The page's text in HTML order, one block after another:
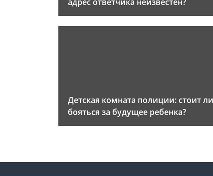
Детская комната полиции: стоит ли
бояться за будущее ребенка?